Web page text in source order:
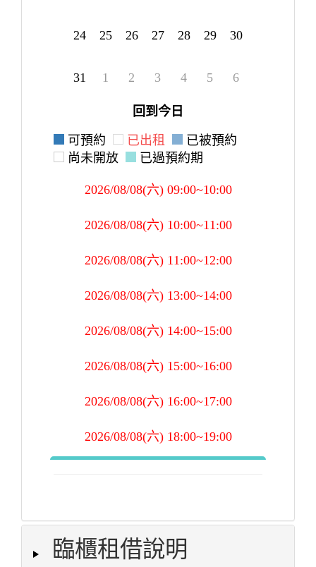
24 25 26 27 28 29 30
31 1 2 3 4 5 6
回到今日
可預約 已出租
已被預約
尚未開放
已過預約期
2026/08/08(六) 09:00~10:00
2026/08/08(六) 10:00~11:00
2026/08/08(六) 11:00~12:00
2026/08/08(六) 13:00~14:00
2026/08/08(六) 14:00~15:00
2026/08/08(六) 15:00~16:00
2026/08/08(六) 16:00~17:00
2026/08/08(六) 18:00~19:00
2026/08/08(六) 21:00~22:00
臨櫃租借說明